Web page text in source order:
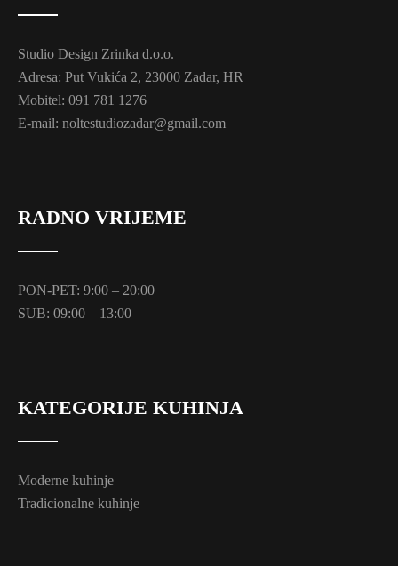
Studio Design Zrinka d.o.o.
Adresa: Put Vukića 2, 23000 Zadar, HR
Mobitel: 091 781 1276
E-mail: noltestudiozadar@gmail.com
RADNO VRIJEME
PON-PET: 9:00 – 20:00
SUB: 09:00 – 13:00
KATEGORIJE KUHINJA
Moderne kuhinje
Tradicionalne kuhinje